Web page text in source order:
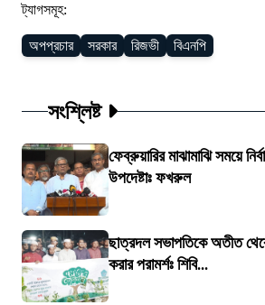
ট্যাগসমূহ:
অপপ্রচার সরকার রিজভী বিএনপি
সংশ্লিষ্ট
ফেব্রুয়ারির মাঝামাঝি সময়ে
উপদেষ্টাঃ ফখরুল
ছাত্রদল সভাপতিকে অতীত থেকে
করার পরামর্শঃ শিবি...